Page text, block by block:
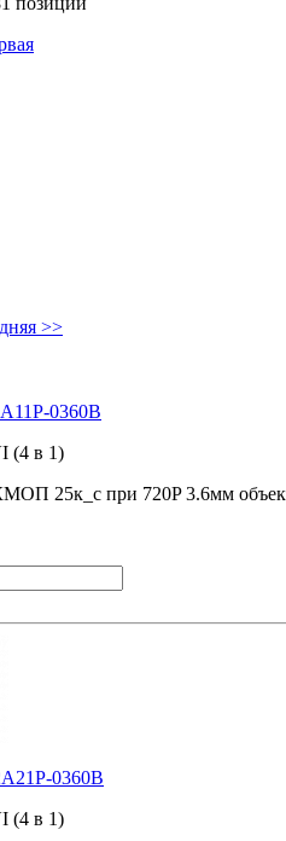
>>
0360B
(4 в 1)
25к_с при 720P 3.6мм
0360B
(4 в 1)